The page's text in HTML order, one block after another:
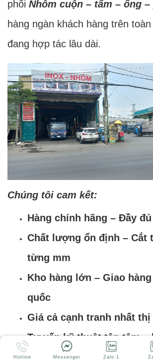
phối Nhôm cuộn – tấm – ống
hàng ngàn khách hàng trên
đang hợp tác lâu dài.
Chúng tôi cam kết:
Hàng chính hãng – Đầy đủ
Chất lượng ổn định – Cắt
từng mm
Kho hàng lớn – Giao
quốc
Giá cả cạnh tranh nhất
Tư vấn kỹ thuật tận tâm –
thuật miễn phí
Hotline Messenger Zalo 1